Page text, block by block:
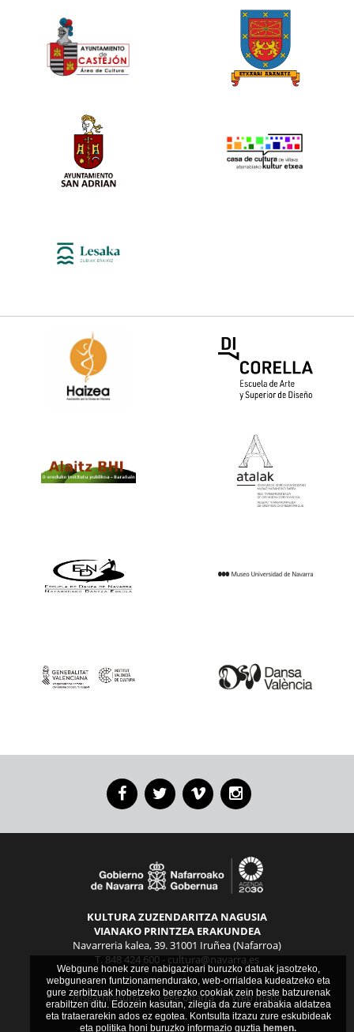
Webgune honek zure nabigazioari buruzko datuak jasotzeko,
webgunearen funtzionamendurako, web-orrialdea kudeatzeko eta
gure zerbitzuak hobetzeko berezko cookiak zein beste batzurenak
erabiltzen ditu. Edozein kasutan, zilegia da zure erabakia aldatzea
eta trataerarekin ados ez egotea. Kontsulta itzazu zure eskubideak
eta politika honi buruzko informazio guztia hemen.
FacebookTwitterVimeoInstagram
KULTURA ZUZENDARITZA NAGUSIA
VIANAKO PRINTZEA ERAKUNDEA
Navarreria kalea, 39. 31001 Iruñea (Nafarroa)
T. 848 424 600 -cultura@navarra.es
Irisgarritasuna|Lege oharra|Web mapa